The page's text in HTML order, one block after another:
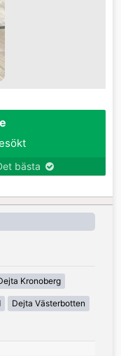
bästa
Kronoberg
Dejta Västerbotten